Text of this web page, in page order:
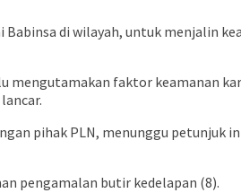
di wilayah, untuk menjalin
mengutamakan faktor keamanan
pihak PLN, menunggu
pengamalan butir kedelapan (8).